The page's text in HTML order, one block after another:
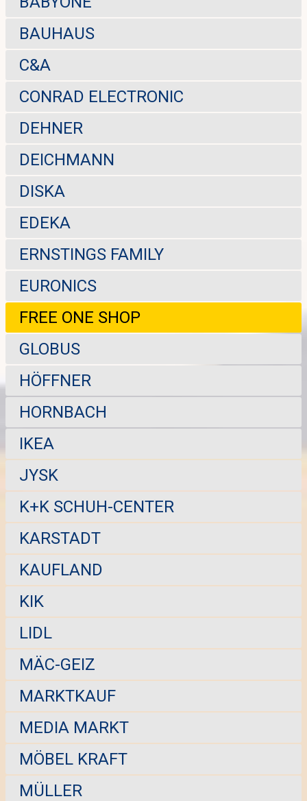
BAUHAUS
C&A
CONRAD ELECTRONIC
DEHNER
DEICHMANN
DISKA
EDEKA
ERNSTINGS FAMILY
EURONICS
FREE ONE SHOP
GLOBUS
HÖFFNER
HORNBACH
IKEA
JYSK
K+K SCHUH-CENTER
KARSTADT
KAUFLAND
KIK
LIDL
MÄC-GEIZ
MARKTKAUF
MEDIA MARKT
MÖBEL KRAFT
MÜLLER